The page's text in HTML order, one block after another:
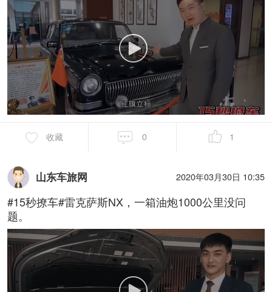
收藏 0 1
山东车旅网 2020年03月30日 10:35
#15秒撩车#雷克萨斯NX，一箱油炮1000公里没问
题。